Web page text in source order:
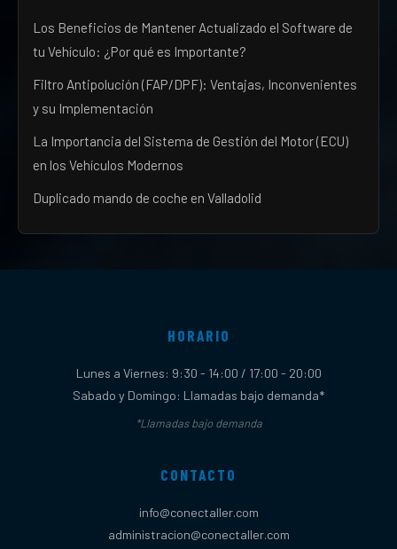
Los Beneficios de Mantener Actualizado el Software de
tu Vehículo: ¿Por qué es Importante?
Filtro Antipolución (FAP/DPF): Ventajas, Inconvenientes
y su Implementación
La Importancia del Sistema de Gestión del Motor (ECU)
en los Vehículos Modernos
Duplicado mando de coche en Valladolid
HORARIO
Lunes a Viernes: 9:30 - 14:00 / 17:00 - 20:00
Sabado y Domingo: Llamadas bajo demanda*
*Llamadas bajo demanda
CONTACTO
info@conectaller.com
administracion@conectaller.com